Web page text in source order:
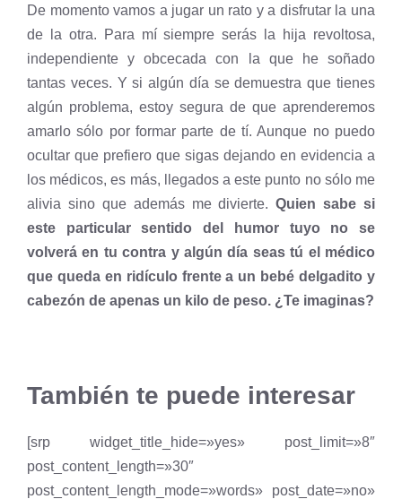
De momento vamos a jugar un rato y a disfrutar la una
de la otra. Para mí siempre serás la hija revoltosa,
independiente y obcecada con la que he soñado
tantas veces. Y si algún día se demuestra que tienes
algún problema, estoy segura de que aprenderemos
amarlo sólo por formar parte de tí. Aunque no puedo
ocultar que prefiero que sigas dejando en evidencia a
los médicos, es más, llegados a este punto no sólo me
alivia sino que además me divierte.Quien sabe si
este particular sentido del humor tuyo no se
volverá en tu contra y algún día seas tú el médico
que queda en ridículo frente a un bebé delgadito y
cabezón de apenas un kilo de peso. ¿Te imaginas?
También te puede interesar
[srp widget_title_hide=»yes» post_limit=»8″
post_content_length=»30″
post_content_length_mode=»words» post_date=»no»